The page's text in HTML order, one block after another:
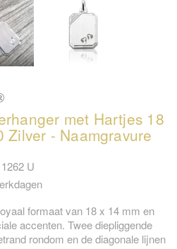
met Hartjes 18
Zilver - Naamgravure
U
formaat van 18 x 14 mm en
accenten. Twee diepliggende
rondom en de diagonale lijnen